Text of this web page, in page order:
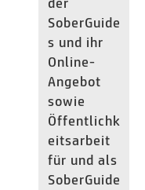
SoberGuide
s und ihr
Online-
Angebot
sowie
Öffentlichk
eitsarbeit
für und als
SoberGuide